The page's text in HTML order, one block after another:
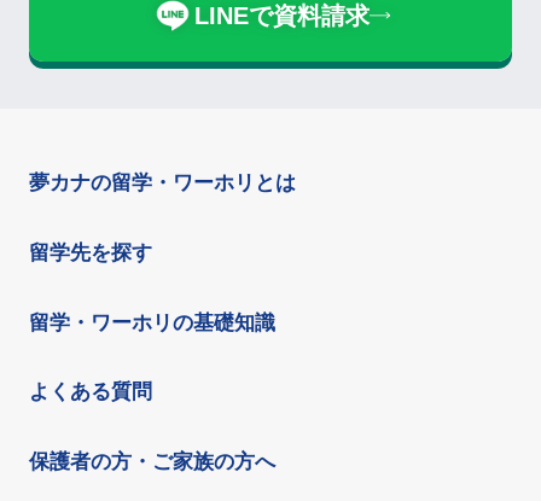
LINEで資料請求
夢カナの留学・ワーホリとは
留学先を探す
留学・ワーホリの基礎知識
よくある質問
保護者の方・ご家族の方へ